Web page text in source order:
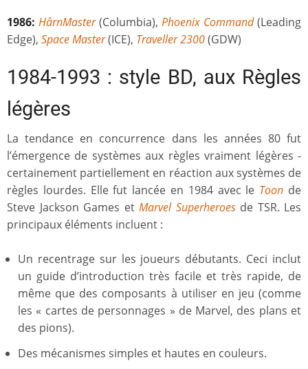
1986: HârnMaster(Columbia), Phoenix Command(Leading
Edge), Space Master(ICE), Traveller 2300(GDW)
1984-1993 : style BD, aux Règles
légères
La tendance en concurrence dans les années 80 fut
l’émergence de systèmes aux règles vraiment légères -
certainement partiellement en réaction aux systèmes de
règles lourdes. Elle fut lancée en 1984 avec le Toon de
Steve Jackson Games et Marvel Superheroesde TSR. Les
principaux éléments incluent :
Un recentrage sur les joueurs débutants. Ceci inclut
un guide d’introduction très facile et très rapide, de
même que des composants à utiliser en jeu (comme
les « cartes de personnages » de Marvel, des plans et
des pions).
Des mécanismes simples et hautes en couleurs.